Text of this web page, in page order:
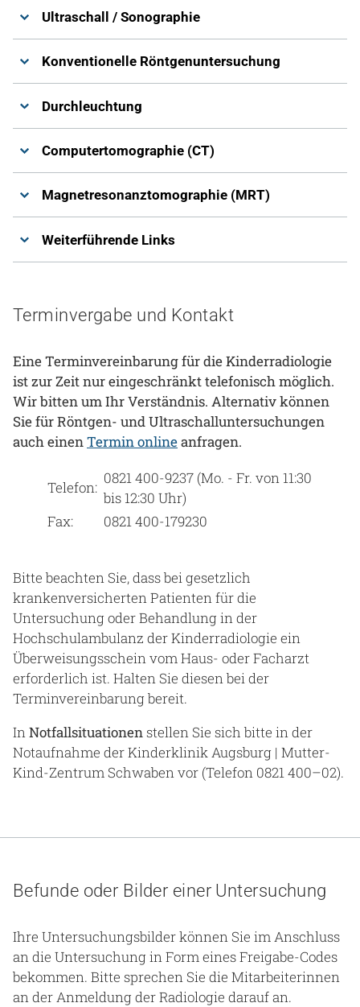
Ultraschall / Sonographie
Konventionelle Röntgenuntersuchung
Durchleuchtung
Computertomographie (CT)
Magnetresonanztomographie (MRT)
Weiterführende Links
Terminvergabe und Kontakt
Eine Terminvereinbarung für die Kinderradiologie
ist zur Zeit nur eingeschränkt telefonisch möglich.
Wir bitten um Ihr Verständnis. Alternativ können
Sie für Röntgen- und Ultraschalluntersuchungen
auch einen Termin onlineanfragen.
Telefon:
0821 400-9237 (Mo. - Fr. von 11:30
bis 12:30 Uhr)
Fax:
0821 400-179230
Bitte beachten Sie, dass bei gesetzlich
krankenversicherten Patienten für die
Untersuchung oder Behandlung in der
Hochschulambulanz der Kinderradiologie ein
Überweisungsschein vom Haus- oder Facharzt
erforderlich ist. Halten Sie diesen bei der
Terminvereinbarung bereit.
In Notfallsituationen stellen Sie sich bitte in der
Notaufnahme der Kinderklinik Augsburg | Mutter-
Kind-Zentrum Schwaben vor (Telefon 0821 400–02).
Befunde oder Bilder einer Untersuchung
Ihre Untersuchungsbilder können Sie im Anschluss
an die Untersuchung in Form eines Freigabe-Codes
bekommen. Bitte sprechen Sie die Mitarbeiterinnen
an der Anmeldung der Radiologie darauf an.